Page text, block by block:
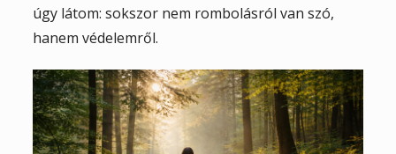
úgy látom: sokszor nem rombolásról van szó,
hanem védelemről.